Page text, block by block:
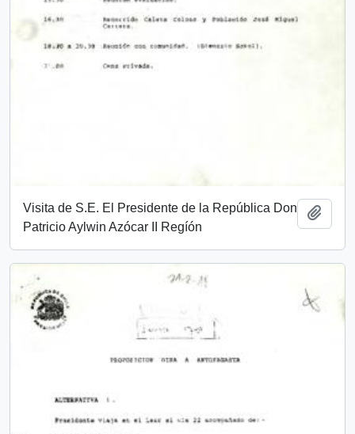
Visita de S.E. El Presidente de la República Don
Patricio Aylwin Azócar II Regíón